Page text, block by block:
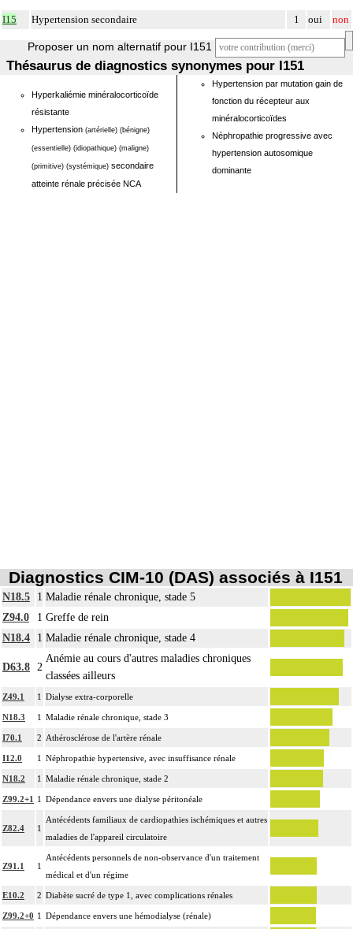
I15 Hypertension secondaire 1 oui non
Proposer un nom alternatif pour I151
Thésaurus de diagnostics synonymes pour I151
Hyperkaliémie minéralocorticoïde
résistante
Hypertension (artérielle) (bénigne)
(essentielle) (idiopathique) (maligne)
(primitive) (systémique) secondaire
atteinte rénale précisée NCA
Hypertension par mutation gain de
fonction du récepteur aux
minéralocorticoïdes
Néphropathie progressive avec
hypertension autosomique
dominante
Diagnostics CIM-10 (DAS) associés à I151
N18.5 1 Maladie rénale chronique, stade 5
Z94.0
1 Greffe de rein
N18.4
1 Maladie rénale chronique, stade 4
D63.8 2
Anémie au cours d'autres maladies chroniques
classées ailleurs
Z49.1 1 Dialyse extra-corporelle
N18.3 1 Maladie rénale chronique, stade 3
I70.1 2 Athérosclérose de l'artère rénale
I12.0 1 Néphropathie hypertensive, avec insuffisance rénale
N18.2 1 Maladie rénale chronique, stade 2
Z99.2+1 1 Dépendance envers une dialyse péritonéale
Z82.4 1
Antécédents familiaux de cardiopathies ischémiques et autres
maladies de l'appareil circulatoire
Z91.1 1
Antécédents personnels de non-observance d'un traitement
médical et d'un régime
E10.2 2 Diabète sucré de type 1, avec complications rénales
Z99.2+0 1 Dépendance envers une hémodialyse (rénale)